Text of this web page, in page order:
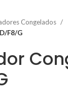
Congelados
F8/G